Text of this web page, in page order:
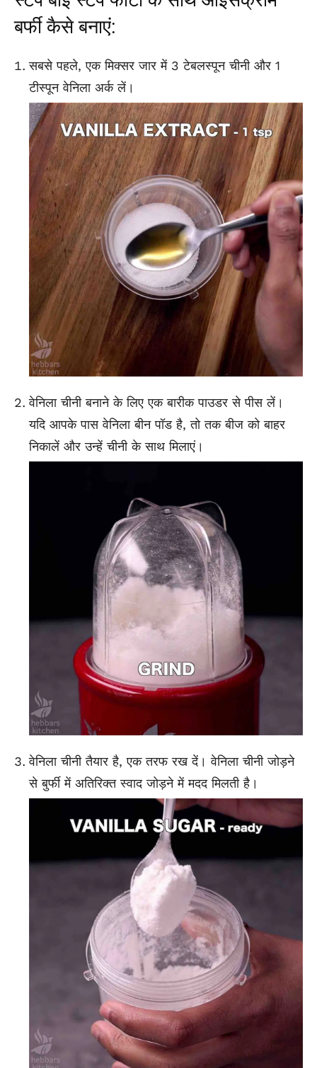
बर्फी कैसे बनाएं:
सबसे पहले, एक मिक्सर जार में 3 टेबलस्पून चीनी और 1
टीस्पून वेनिला अर्क लें।
वेनिला चीनी बनाने के लिए एक बारीक पाउडर से पीस लें।
यदि आपके पास वेनिला बीन पॉड है, तो तक बीज को बाहर
निकालें और उन्हें चीनी के साथ मिलाएं।
वेनिला चीनी तैयार है, एक तरफ रख दें। वेनिला चीनी जोड़ने
से बुर्फी में अतिरिक्त स्वाद जोड़ने में मदद मिलती है।